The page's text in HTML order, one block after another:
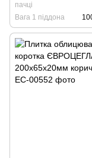
пачці
Вага 1 піддона